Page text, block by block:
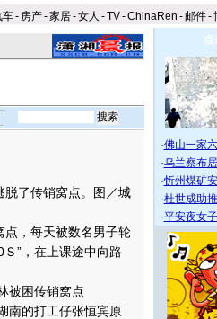
车- 房产-家居-女人 -TV-ChinaRen -邮件-
了传销窝点。图／城
，每天被数名男子轮
”，在上课途中向路
困传销窝点
的打工仔张恒宾原
点
·佛山一家
·乌兰察布
·忻州煤矿
·杜世成助
·平安夜女